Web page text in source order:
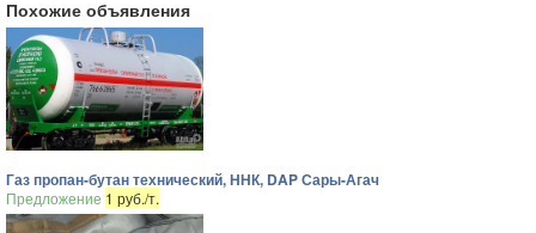
Похожие объявления
Газ пропан-бутан технический, ННК, DAP Сары-Агач
Предложение 1 руб./т.